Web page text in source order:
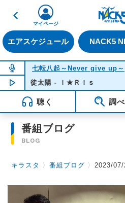
戻る
エアスケジュール NACK5
マイページ
NOW ON AIR
七転八起～Never give up～
NOW PLAYING00:32
徒太陽 - ｉ★Ｒｉｓ
聴く 調
番組ブログ
BLOG
キラスタ 〉番組ブログ 〉2023/07/